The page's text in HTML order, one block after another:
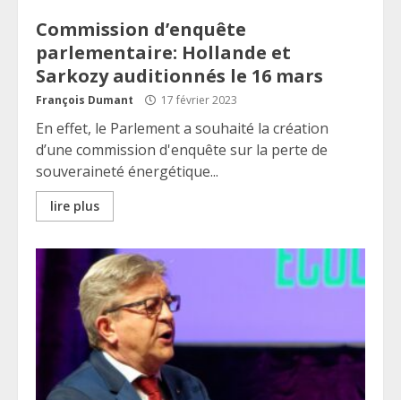
Commission d’enquête
parlementaire: Hollande et
Sarkozy auditionnés le 16 mars
François Dumant 17 février 2023
En effet, le Parlement a souhaité la création
d’une commission d'enquête sur la perte de
souveraineté énergétique...
lire plus